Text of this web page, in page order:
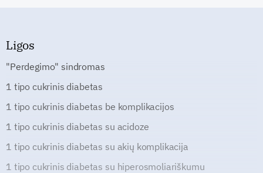
Ligos
"Perdegimo" sindromas
1 tipo cukrinis diabetas
1 tipo cukrinis diabetas be komplikacijos
1 tipo cukrinis diabetas su acidoze
1 tipo cukrinis diabetas su akių komplikacija
1 tipo cukrinis diabetas su hiperosmoliariškumu